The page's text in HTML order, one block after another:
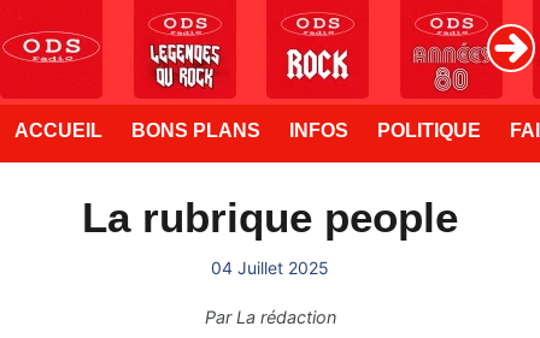
ACCUEIL BONS PLANS INFOS POLITIQUE
La rubrique people
04 Juillet 2025
ParLa rédaction